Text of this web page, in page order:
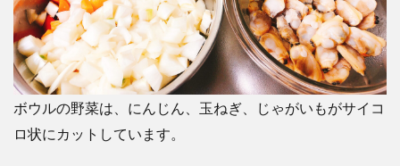
ボウルの野菜は、にんじん、玉ねぎ、じゃがいもがサイコ
ロ状にカットしています。